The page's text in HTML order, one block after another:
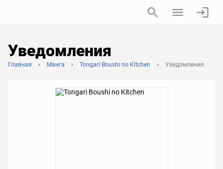
Уведомления
Главная Манга Tongari Boushi no Kitchen Уведомления